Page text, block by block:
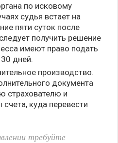
по исковому
судья встает на
пяти суток после
получить решение
имеют право подать
дней.
производство.
документа
страхователю и
куда перевести
требуйте